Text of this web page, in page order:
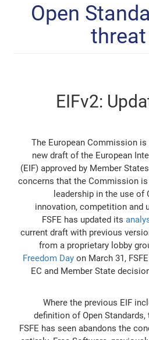
Open
EIFv2:
The European Commission
new draft of the European
(EIF) approved by Member
concerns that the Commission
leadership in the use of
innovation, competition and
FSFE has updated its
current draft with previous
from a proprietary lobby
Freedom Dayon March 31,
EC and Member State
Where the previous EIF
definition of Open
FSFE has seen abandons the